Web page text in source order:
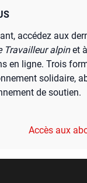
accédez aux
Travailleur alpinet
en ligne. Trois
solidaire,
de soutien.
Accès aux